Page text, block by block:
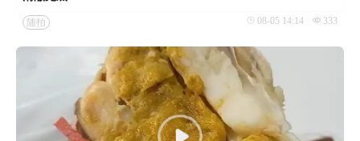
随拍 08-05 14:14 333